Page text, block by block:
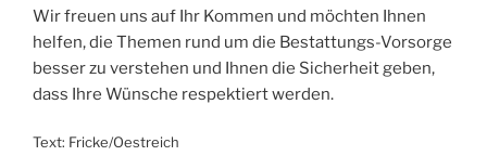
Wir freuen uns auf Ihr Kommen und möchten Ihnen
helfen, die Themen rund um die Bestattungs-Vorsorge
besser zu verstehen und Ihnen die Sicherheit geben,
dass Ihre Wünsche respektiert werden.
Text: Fricke/Oestreich